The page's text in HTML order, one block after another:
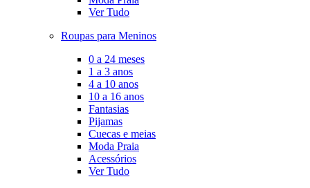
Ver Tudo
Roupas para Meninos
0 a 24 meses
1 a 3 anos
4 a 10 anos
10 a 16 anos
Fantasias
Pijamas
Cuecas e meias
Moda Praia
Acessórios
Ver Tudo